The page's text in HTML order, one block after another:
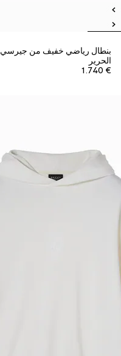
بنطال رياضي خفيف من جيرسي
الحرير
€ 1.740